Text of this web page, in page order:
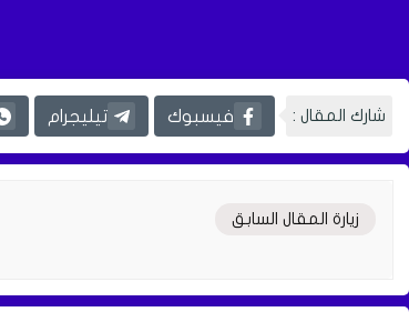
شارك المقال : فيسبوك تيليجرام
زيارة المقال السابق